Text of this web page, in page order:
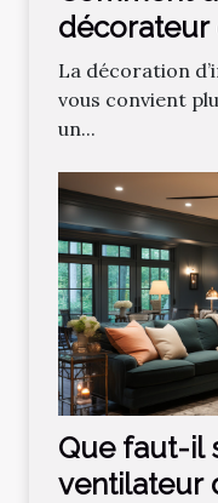
décorateur
La décoration
vous convient
un...
Que faut-il
ventilateur